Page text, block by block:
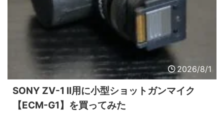
2026/8/1
SONY ZV-1 II用に小型ショットガンマイク
【ECM-G1】を買ってみた